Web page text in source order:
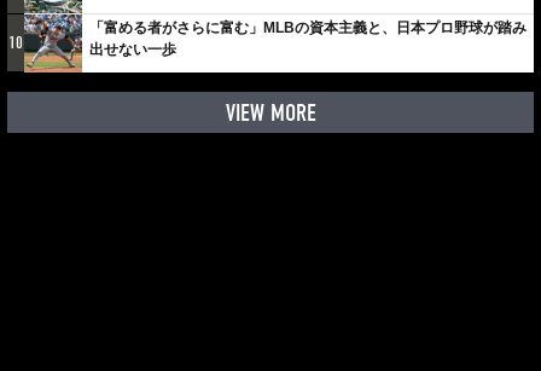
10
「富める者がさらに富む」MLBの資本主義と、日本プロ野球が踏み
出せない一歩
VIEW MORE